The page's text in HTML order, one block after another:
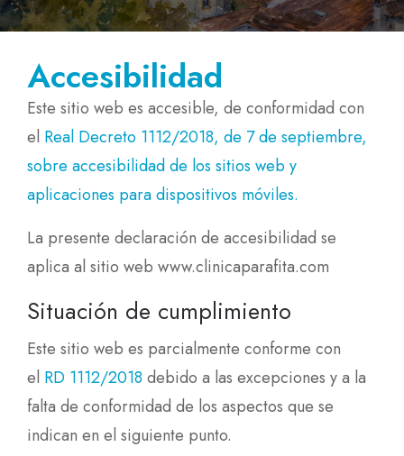
Accesibilidad
Este sitio web es accesible, de conformidad con
el Real Decreto 1112/2018, de 7 de septiembre,
sobre accesibilidad de los sitios web y
aplicaciones para dispositivos móviles.
La presente declaración de accesibilidad se
aplica al sitio web www.clinicaparafita.com
Situación de cumplimiento
Este sitio web es parcialmente conforme con
el RD 1112/2018 debido a las excepciones y a la
falta de conformidad de los aspectos que se
indican en el siguiente punto.